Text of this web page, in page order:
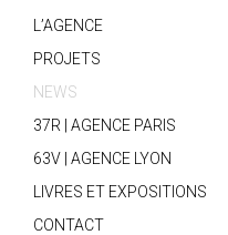
L’AGENCE
PROJETS
NEWS
37R | AGENCE PARIS
63V | AGENCE LYON
LIVRES ET EXPOSITIONS
CONTACT